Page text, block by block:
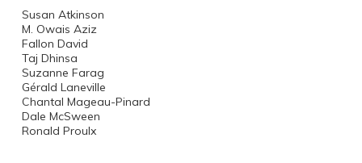
Susan Atkinson
M. Owais Aziz
Fallon David
Taj Dhinsa
Suzanne Farag
Gérald Laneville
Chantal Mageau-Pinard
Dale McSween
Ronald Proulx